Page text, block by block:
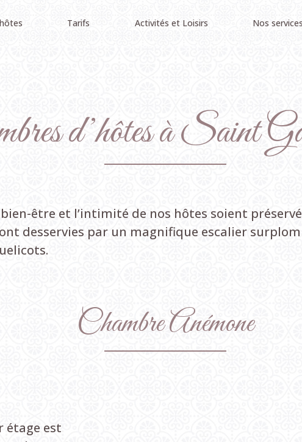
Tarifs Activités et Loisirs Nos
d’hôtesàSaint
être et l’intimité de nos hôtes soient
desservies par un magnifique escalier
ChambreAnémone
étage est